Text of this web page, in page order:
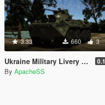
3.33 660 3
Ukraine Military Livery Pack (Trophy) 0.1
By ApacheSS